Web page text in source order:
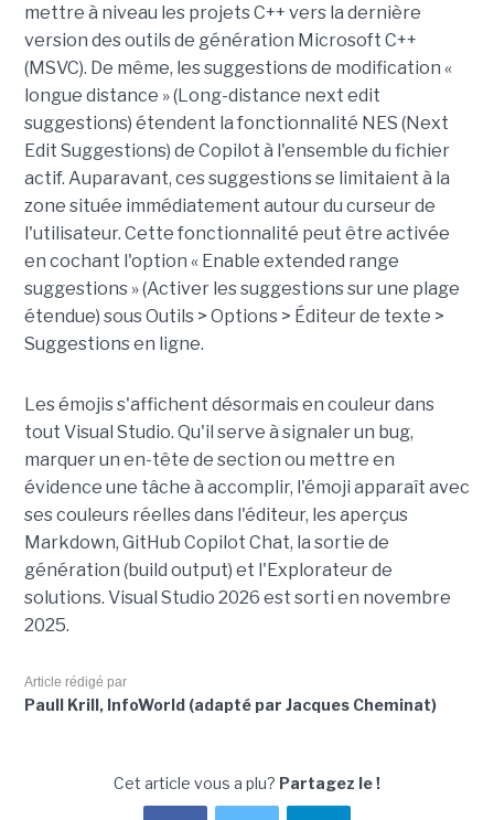
mettre à niveau les projets C++ vers la dernière
version des outils de génération Microsoft C++
(MSVC). De même, les suggestions de modification «
longue distance » (Long-distance next edit
suggestions) étendent la fonctionnalité NES (Next
Edit Suggestions) de Copilot à l'ensemble du fichier
actif. Auparavant, ces suggestions se limitaient à la
zone située immédiatement autour du curseur de
l'utilisateur. Cette fonctionnalité peut être activée
en cochant l'option « Enable extended range
suggestions » (Activer les suggestions sur une plage
étendue) sous Outils > Options > Éditeur de texte >
Suggestions en ligne.
Les émojis s'affichent désormais en couleur dans
tout Visual Studio. Qu'il serve à signaler un bug,
marquer un en-tête de section ou mettre en
évidence une tâche à accomplir, l'émoji apparaît avec
ses couleurs réelles dans l'éditeur, les aperçus
Markdown, GitHub Copilot Chat, la sortie de
génération (build output) et l'Explorateur de
solutions. Visual Studio 2026 est sorti en novembre
2025.
Article rédigé par
Paull Krill, InfoWorld (adapté par Jacques Cheminat)
Cet article vous a plu? Partagez le !